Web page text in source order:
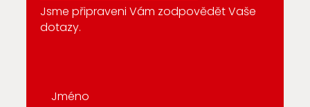
Jsme připraveni Vám zodpovědět Vaše
dotazy.